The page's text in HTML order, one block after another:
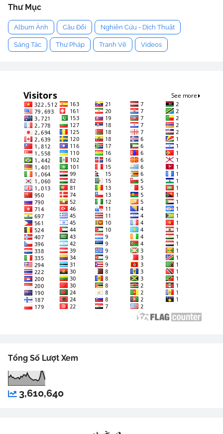
Thư Mục
Album Ảnh Câu Đối Nghiên Cứu - Dịch Thuật
Sáng Tác Thư Pháp Tranh Vẽ Videos
Tổng Số Lượt Xem
3,610,640